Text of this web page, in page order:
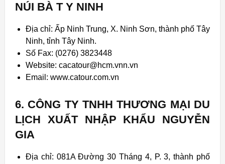
NÚI BÀ T Y NINH
Địa chỉ: Ấp Ninh Trung, X. Ninh Sơn, thành phố Tây
Ninh, tỉnh Tây Ninh.
Số Fax: (0276) 3823448
Website: cacatour@hcm.vnn.vn
Email: www.catour.com.vn
6. CÔNG TY TNHH THƯƠNG MẠI DU
LỊCH XUẤT NHẬP KHẨU NGUYỄN
GIA
Địa chỉ: 081A Đường 30 Tháng 4, P. 3, thành phố